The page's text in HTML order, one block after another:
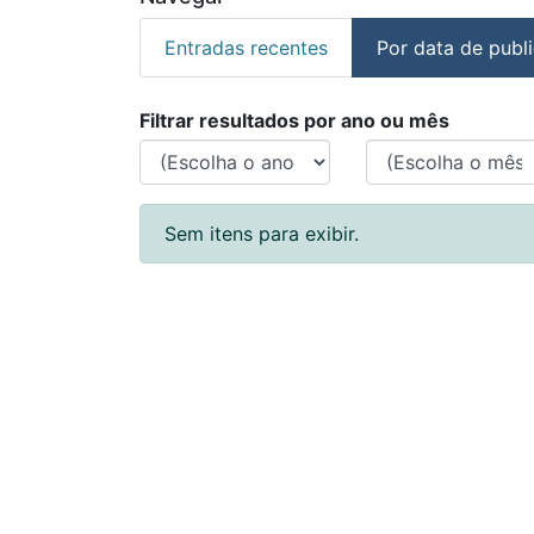
Entradas recentes Por data de
Percorrer
Filtrar resultados por ano ou mês
Sem itens para exibir.